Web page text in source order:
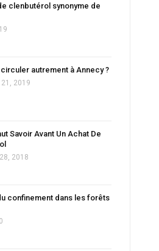
clenbutérol synonyme de
autrement à Annecy ?
2019
Savoir Avant Un Achat De
2018
confinement dans les forêts